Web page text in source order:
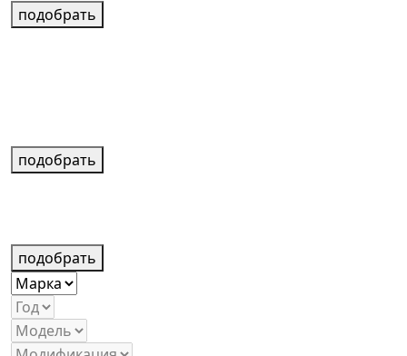
подобрать
подобрать
подобрать